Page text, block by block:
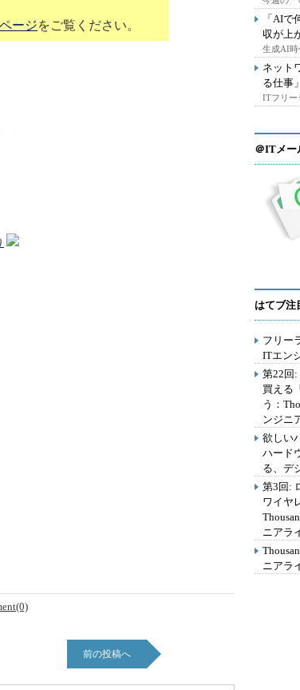
ージをご覧ください。
前の投稿へ
「AI
収が上
生成AI時
ネット
る仕事
ITフリー
＠ITメー
はてブ注
フリー
ITエン
第22回:
買える
う：
ンジニ
欲しい
ハード
る、デ
第3回:
ワイヤ
ニアラ
ニアラ